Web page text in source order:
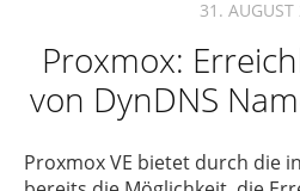
31.
Proxmox:
von DynDNS
Proxmox VE bietet durch die